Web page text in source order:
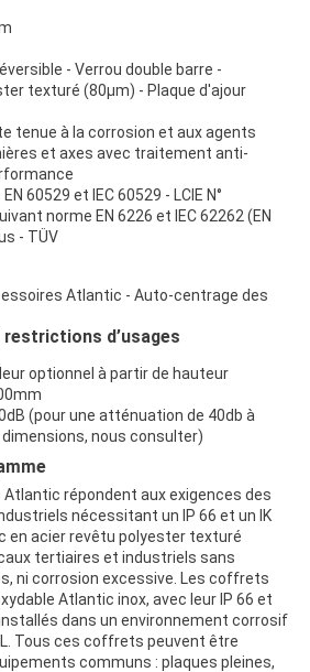
- Verrou double barre -
texturé (80μm) - Plaque d'ajour
tenue à la corrosion et aux agents
et axes avec traitement anti-
60529 et IEC 60529 - LCIE N°
norme EN 6226 et IEC 62262 (EN
- TÜV
Atlantic - Auto-centrage des
d’usages
optionnel à partir de hauteur
(pour une atténuation de 40db à
dimensions, nous consulter)
répondent aux exigences des
nécessitant un IP 66 et un IK
en acier revêtu polyester texturé
tertiaires et industriels sans
ni corrosion excessive. Les coffrets
Atlantic inox, avec leur IP 66 et
dans un environnement corrosif
Tous ces coffrets peuvent être
communs : plaques pleines,